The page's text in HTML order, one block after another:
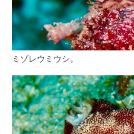
ミゾレウミウシ。